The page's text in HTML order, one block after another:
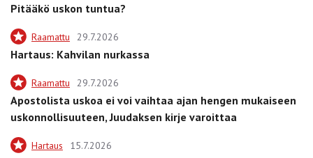
Pitääkö uskon tuntua?
Raamattu 29.7.2026
Hartaus: Kahvilan nurkassa
Raamattu 29.7.2026
Apostolista uskoa ei voi vaihtaa ajan hengen mukaiseen
uskonnollisuuteen, Juudaksen kirje varoittaa
Hartaus 15.7.2026